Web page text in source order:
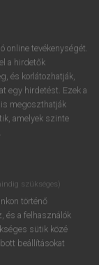
szótár 2 órás,
regisztrálok és
online tevékenységét.
a hirdetők
és korlátozhatják,
egy hirdetést. Ezek a
megoszthatják
amelyek szinte
szükséges)
történő
és a felhasználók
sütik közé
beállításokat